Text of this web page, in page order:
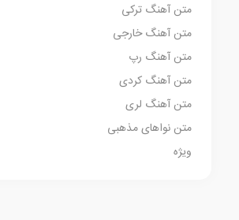
متن آهنگ ترکی
متن آهنگ خارجی
متن آهنگ رپ
متن آهنگ کردی
متن آهنگ لری
متن نواهای مذهبی
ویژه